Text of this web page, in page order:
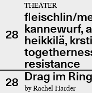
28
THEATER
fleischlin/
kannewurf,
heikkilä,
resistance
28 Drag im
by Rachel Harder